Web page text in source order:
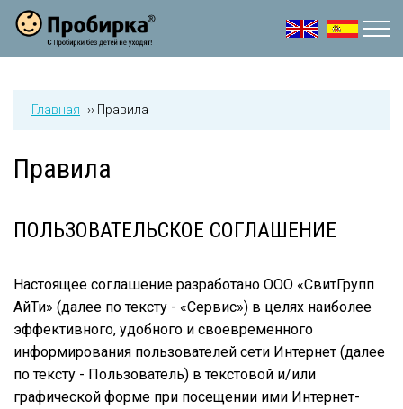
Jump to navigation
Главная ›› Правила
Правила
ПОЛЬЗОВАТЕЛЬСКОЕ СОГЛАШЕНИЕ
Настоящее соглашение разработано ООО «СвитГрупп
АйТи» (далее по тексту - «Сервис») в целях наиболее
эффективного, удобного и своевременного
информирования пользователей сети Интернет (далее
по тексту - Пользователь) в текстовой и/или
графической форме при посещении ими Интернет-